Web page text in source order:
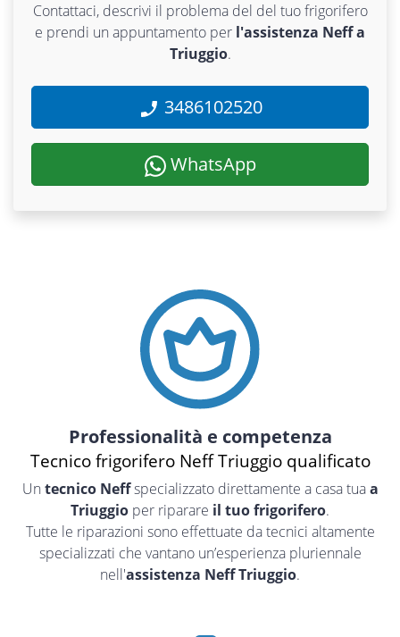
Contattaci, descrivi il problema del del tuo frigorifero
e prendi un appuntamento per l'assistenza Neff a
Triuggio.
3486102520
WhatsApp
Professionalità e competenza
Tecnico frigorifero Neff Triuggio qualificato
Un tecnico Neffspecializzato direttamente a casa tuaa
Triuggio per riparare il tuo frigorifero.
Tutte le riparazioni sono effettuate da tecnici altamente
specializzati che vantano un’esperienza pluriennale
nell'assistenza Neff Triuggio.